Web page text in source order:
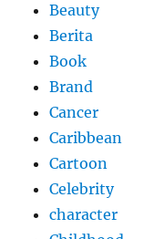
Beauty
Berita
Book
Brand
Cancer
Caribbean
Cartoon
Celebrity
character